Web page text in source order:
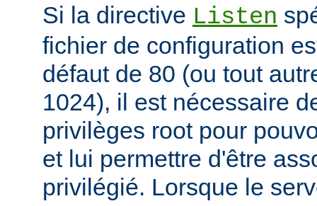
Si la directive Listen
fichier de configuration
défaut de 80 (ou tout
1024), il est nécessaire
privilèges root pour
et lui permettre d'être
privilégié. Lorsque le